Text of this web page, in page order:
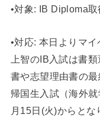
•対象: IB Diploma取
•対応: 本日よりマ
上智のIB入試は書
書や志望理由書の最
帰国生入試（海外
月15日(火)からとな